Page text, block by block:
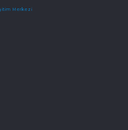
Merkezi